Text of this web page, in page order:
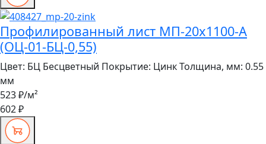
Профилированный лист МП-20x1100-A
(ОЦ-01-БЦ-0,55)
Цвет: БЦ Бесцветный Покрытие: ЦинкТолщина, мм: 0.55
мм
523 ₽/м²
602 ₽